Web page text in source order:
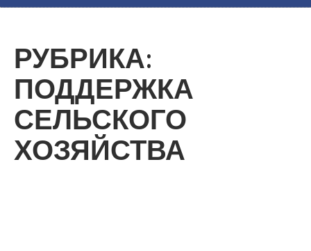
РУБРИКА:
ПОДДЕРЖКА
СЕЛЬСКОГО
ХОЗЯЙСТВА